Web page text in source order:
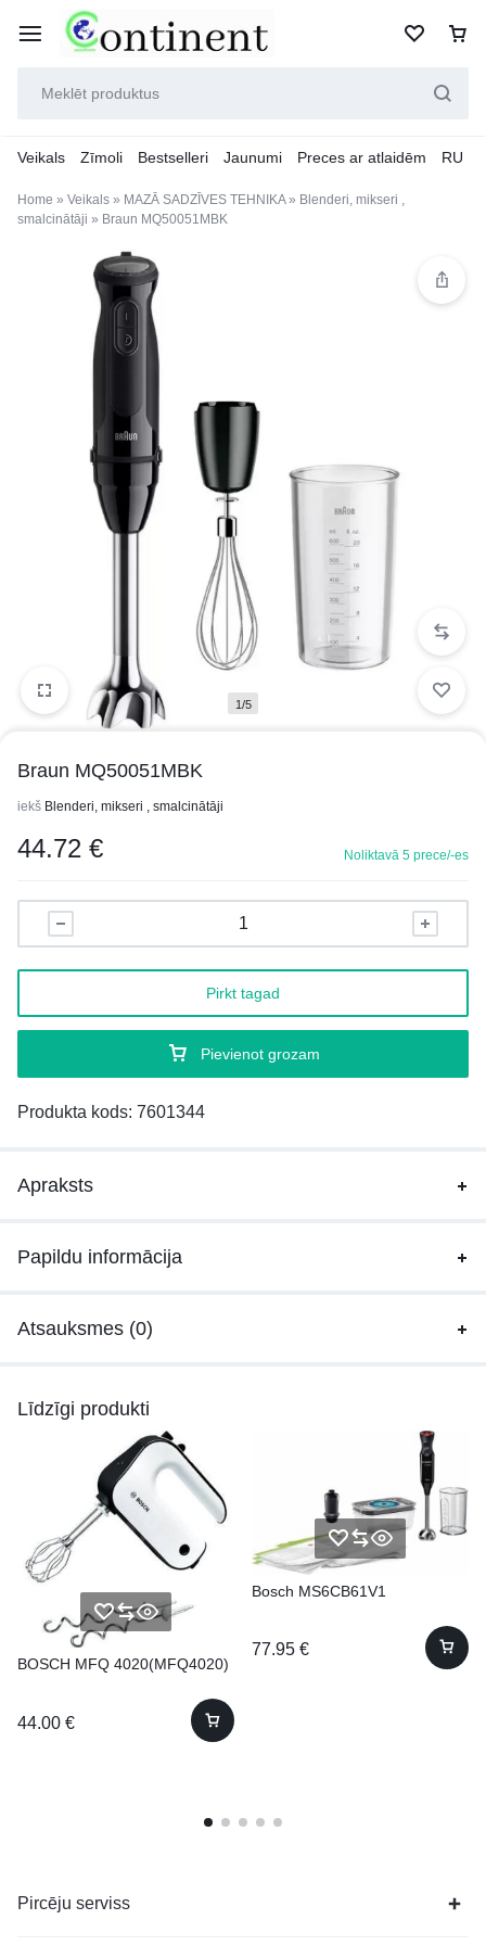
Veikals Zīmoli Bestselleri Jaunumi Preces ar atlaidēm RU
Home » Veikals » MAZĀ SADZĪVES TEHNIKA» Blenderi, mikseri ,
smalcinātāji » Braun MQ50051MBK
1/5
Braun MQ50051MBK
iekš Blenderi, mikseri , smalcinātāji
44.72 € Noliktavā 5 prece/-es
Pievienot grozam
Pirkt tagad
Produkta kods: 7601344
Apraksts
Papildu informācija
Atsauksmes (0)
Līdzīgi produkti
BOSCH MFQ 4020(MFQ4020)
44.00 €
Bosch MS6CB61V1
77.95 €
Pircēju serviss